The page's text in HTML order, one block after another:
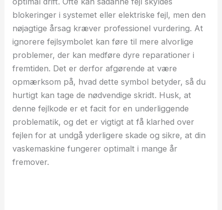
blokeringer i systemet eller elektriske fejl, men den
nøjagtige årsag kræver professionel vurdering. At
ignorere fejlsymbolet kan føre til mere alvorlige
problemer, der kan medføre dyre reparationer i
fremtiden. Det er derfor afgørende at være
opmærksom på, hvad dette symbol betyder, så du
hurtigt kan tage de nødvendige skridt. Husk, at
denne fejlkode er et facit for en underliggende
problematik, og det er vigtigt at få klarhed over
fejlen for at undgå yderligere skade og sikre, at din
vaskemaskine fungerer optimalt i mange år
fremover.